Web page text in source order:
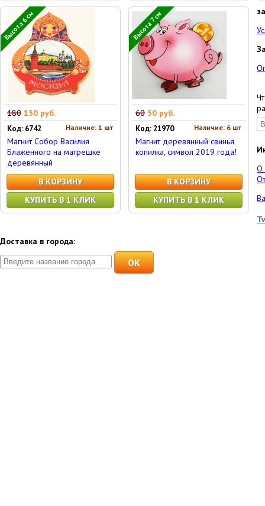
Высота 6 см
180 150 руб.
Наличие: 1 шт
Код: 6742
Магнит Собор Василия
Блаженного на матрешке
деревянный
В КОРЗИНУ
КУПИТЬ В 1 КЛИК
Высота 7 см
60 50 руб.
Наличие: 6 шт
Код: 21970
Магнит деревянный свинья
копилка, символ 2019 года!
В КОРЗИНУ
КУПИТЬ В 1 КЛИК
О
Доставка в города:
OK